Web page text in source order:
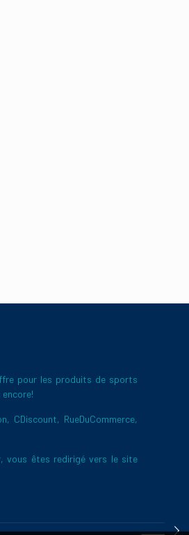
pour les produits de sports
RueDuCommerce,
vous êtes redirigé vers le site